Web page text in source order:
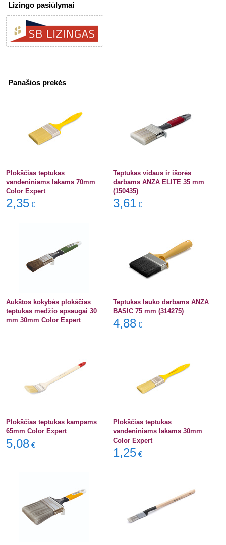
Lizingo pasiūlymai
Panašios prekės
Plokščias teptukas
vandeniniams lakams 70mm
Color Expert
2,35 €
Teptukas vidaus ir išorės
darbams ANZA ELITE 35 mm
(150435)
3,61 €
Aukštos kokybės plokščias
teptukas medžio apsaugai 30
mm 30mm Color Expert
Teptukas lauko darbams ANZA
BASIC 75 mm (314275)
4,88 €
Plokščias teptukas kampams
65mm Color Expert
5,08 €
Plokščias teptukas
vandeniniams lakams 30mm
Color Expert
1,25 €